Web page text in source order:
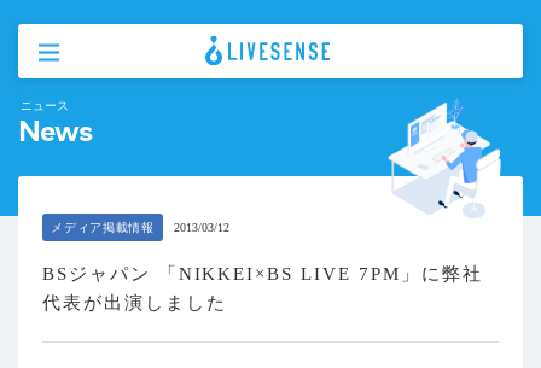
ニュース
News
メディア掲載情報 2013/03/12
BSジャパン 「NIKKEI×BS LIVE 7PM」に弊社
代表が出演しました